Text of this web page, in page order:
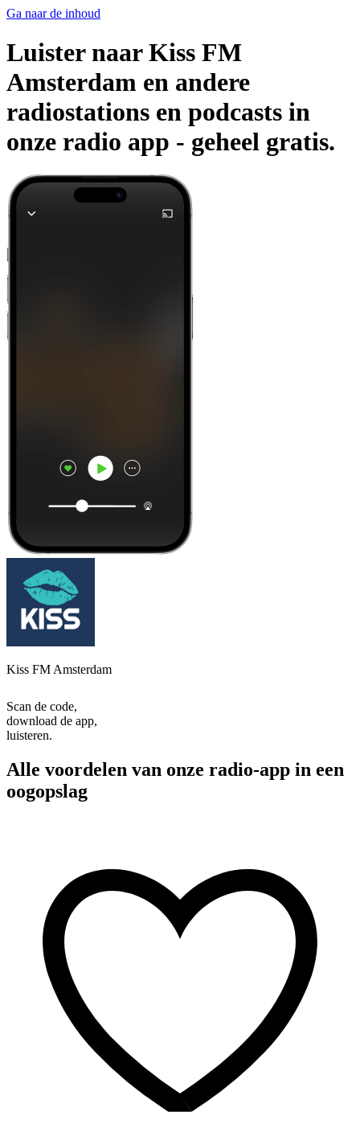
Ga naar de inhoud
Luister naar Kiss FM
Amsterdam en andere
radiostations en podcasts in
onze radio app - geheel gratis.
Kiss FM Amsterdam
Scan de code,
download de app,
luisteren.
Alle voordelen van onze radio-app in een
oogopslag